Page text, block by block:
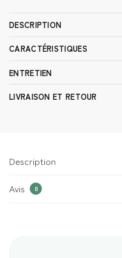
DESCRIPTION
CARACTÉRISTIQUES
ENTRETIEN
LIVRAISON ET RETOUR
Description
Avis 0